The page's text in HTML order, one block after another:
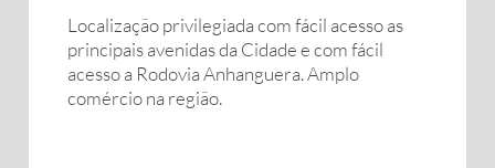
Localização privilegiada com fácil acesso as
principais avenidas da Cidade e com fácil
acesso a Rodovia Anhanguera. Amplo
comércio na região.